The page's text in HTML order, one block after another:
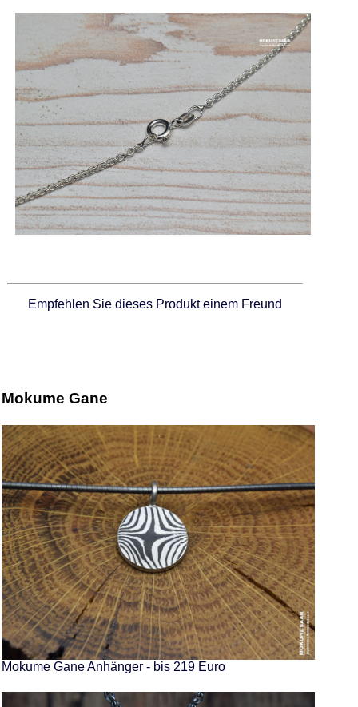
Empfehlen Sie dieses Produkt einem Freund
Mokume Gane
Mokume Gane Anhänger - bis 219 Euro